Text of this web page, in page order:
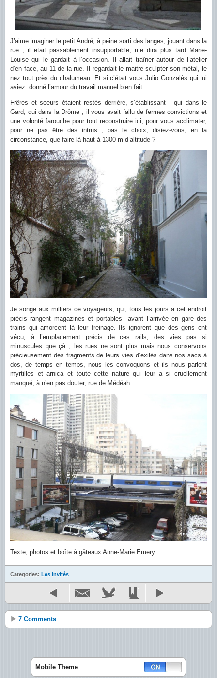
J’aime imaginer le petit André, à peine sorti des langes, jouant dans la
rue ; il était passablement insupportable, me dira plus tard Marie-
Louise qui le gardait à l’occasion. Il allait traîner autour de l’atelier
d’en face, au 11 de la rue. Il regardait le maitre sculpter son métal, le
nez tout près du chalumeau. Et si c’était vous Julio Gonzalès qui lui
aviez donné l’amour du travail manuel bien fait.
Frêres et soeurs étaient restés derrière, s’établissant , qui dans le
Gard, qui dans la Drôme ; il vous avait fallu de fermes convictions et
une volonté farouche pour tout reconstruire ici, pour vous acclimater,
pour ne pas être des intrus ; pas le choix, disiez-vous, en la
circonstance, que faire là-haut à 1300 m d’altitude ?
Je songe aux milliers de voyageurs, qui, tous les jours à cet endroit
précis rangent magazines et portables avant l’arrivée en gare des
trains qui amorcent là leur freinage. Ils ignorent que des gens ont
vécu, à l’emplacement précis de ces rails, des vies pas si
minuscules que çà ; les rues ne sont plus mais nous conservons
précieusement des fragments de leurs vies d’exilés dans nos sacs à
dos, de temps en temps, nous les convoquons et ils nous parlent
myrtilles et arnica et toute cette nature qui leur a si cruellement
manqué, à n’en pas douter, rue de Médéah.
Texte, photos et boîte à gâteaux Anne-Marie Emery
Categories: Les invités
7 Comments
Mobile Theme